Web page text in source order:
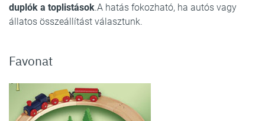
duplók a toplistások.A hatás fokozható, ha autós vagy
állatos összeállítást választunk.
Favonat